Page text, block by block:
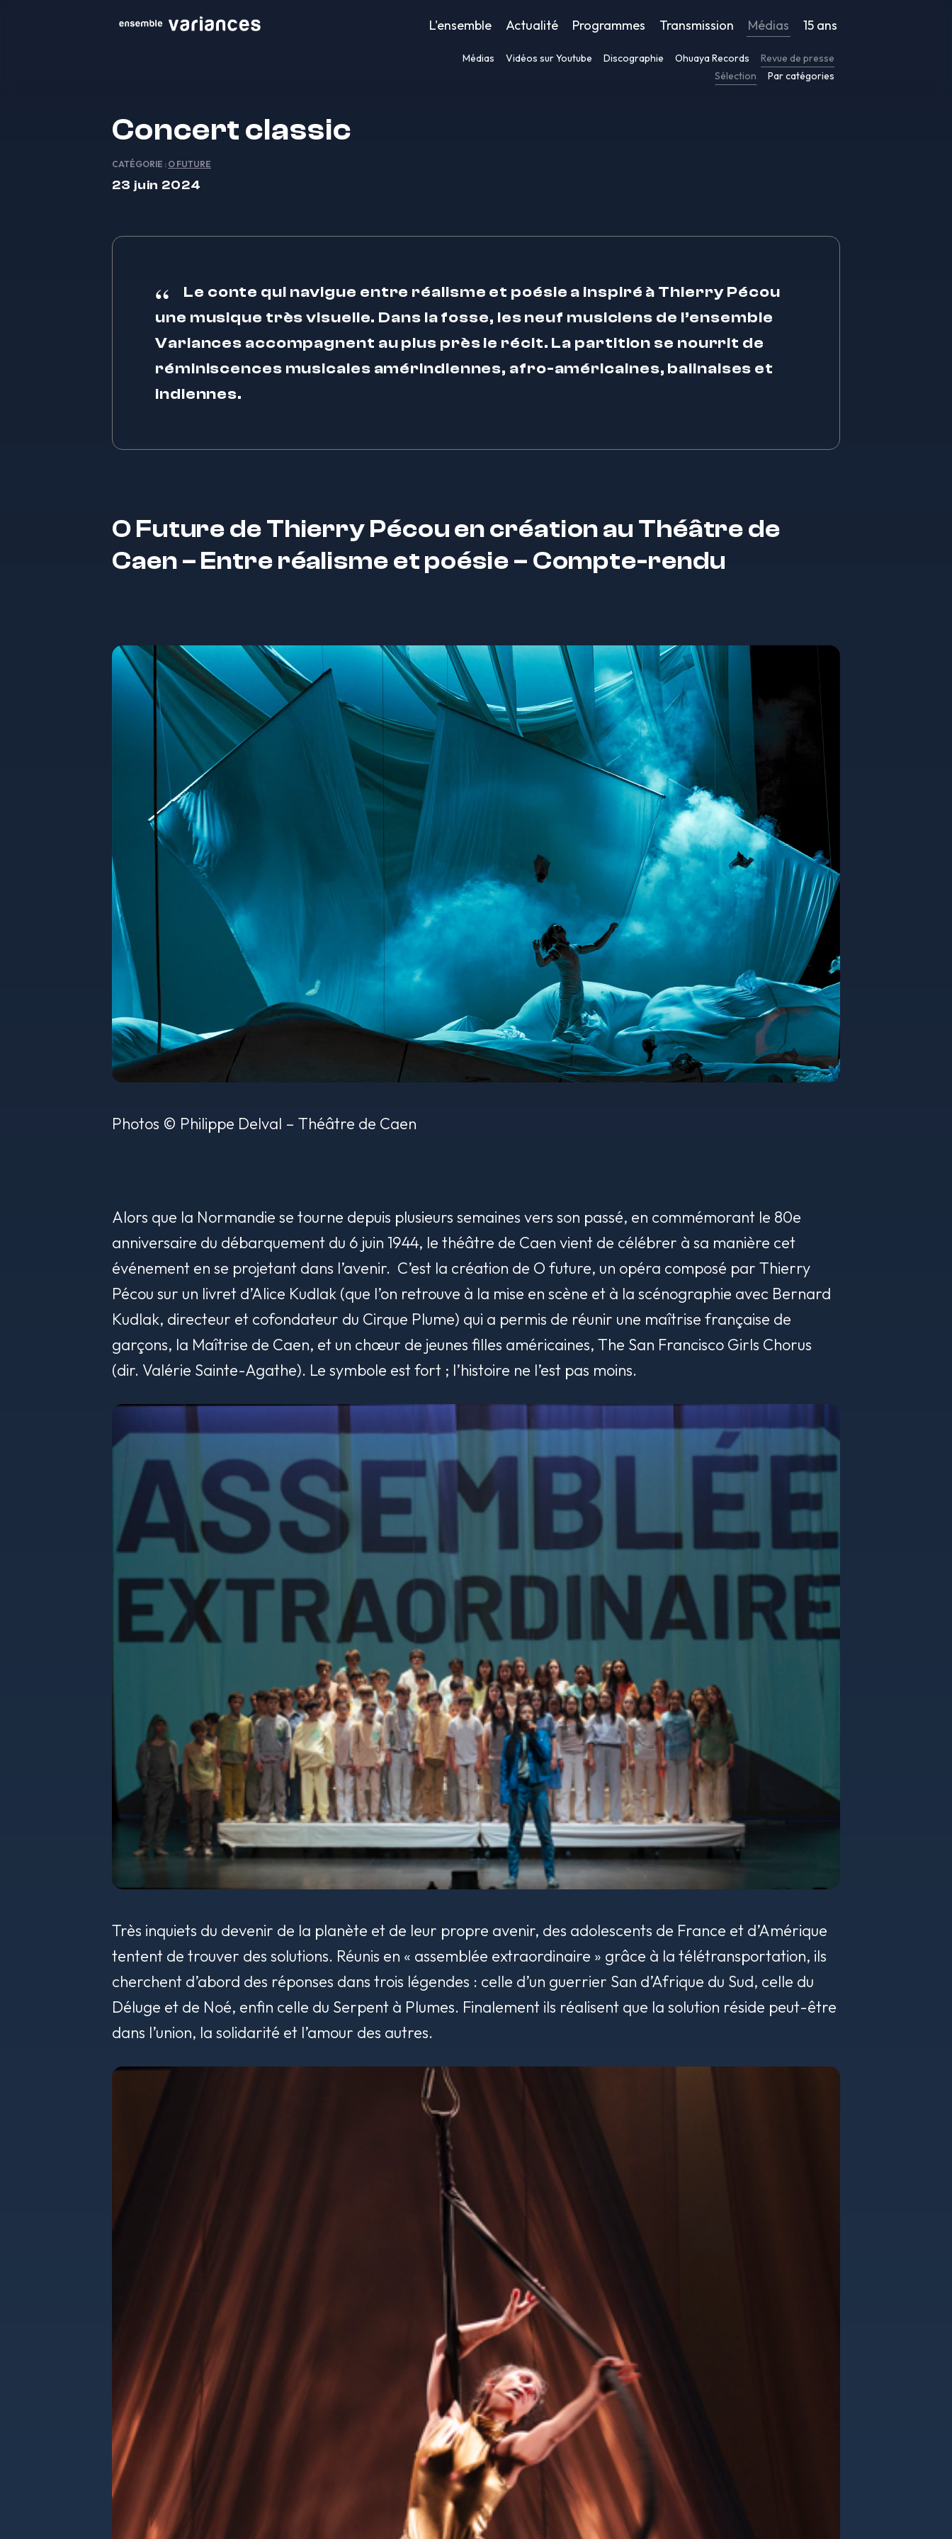
L'ensemble Actualité Programmes Transmission Médias 15 ans
Médias Vidéos sur Youtube Discographie Ohuaya Records
Revue de presse
Sélection
Par catégories
Concert classic
CATÉGORIE : O FUTURE
23 juin 2024
Le conte qui navigue entre réalisme et poésie a inspiré à Thierry Pécou
une musique très visuelle. Dans la fosse, les neuf musiciens de l’ensemble
Variances accompagnent au plus près le récit. La partition se nourrit de
réminiscences musicales amérindiennes, afro-américaines, balinaises et
indiennes.
O Future de Thierry Pécou en création au Théâtre de
Caen – Entre réalisme et poésie – Compte-rendu
Photos © Philippe Delval – Théâtre de Caen
Alors que la Normandie se tourne depuis plusieurs semaines vers son passé, en commémorant le 80e
anniversaire du débarquement du 6 juin 1944, le théâtre de Caen vient de célébrer à sa manière cet
événement en se projetant dans l’avenir. C’est la création de O future, un opéra composé par Thierry
Pécou sur un livret d’Alice Kudlak (que l’on retrouve à la mise en scène et à la scénographie avec Bernard
Kudlak, directeur et cofondateur du Cirque Plume) qui a permis de réunir une maîtrise française de
garçons, la Maîtrise de Caen, et un chœur de jeunes filles américaines, The San Francisco Girls Chorus
(dir. Valérie Sainte-Agathe). Le symbole est fort ; l’histoire ne l’est pas moins.
Très inquiets du devenir de la planète et de leur propre avenir, des adolescents de France et d’Amérique
tentent de trouver des solutions. Réunis en « assemblée extraordinaire » grâce à la télétransportation, ils
cherchent d’abord des réponses dans trois légendes : celle d’un guerrier San d’Afrique du Sud, celle du
Déluge et de Noé, enfin celle du Serpent à Plumes. Finalement ils réalisent que la solution réside peut-être
dans l’union, la solidarité et l’amour des autres.